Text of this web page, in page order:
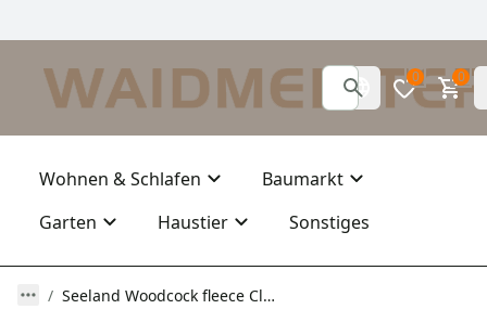
0 0
Wohnen & Schlafen
Baumarkt
Garten
Haustier Sonstiges
Seeland Woodcock fleece Classic green